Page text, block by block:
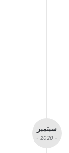
سبتمبر
- 2020 -